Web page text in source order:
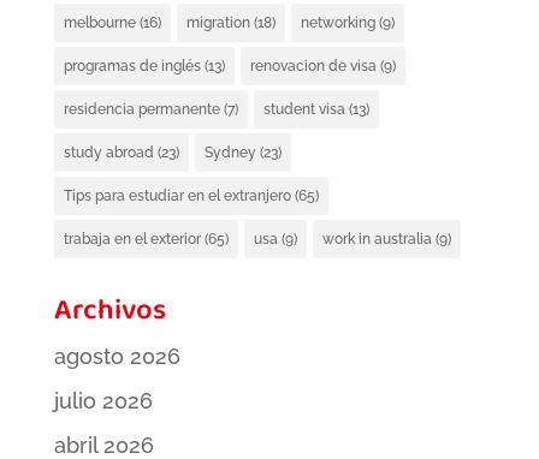
melbourne(16) migration(18) networking(9)
programas de inglés(13) renovacion de visa (9)
residencia permanente(7) student visa (13)
study abroad (23) Sydney (23)
Tips para estudiar en el extranjero(65)
trabaja en el exterior(65) usa (9) work in australia (9)
Archivos
agosto 2026
julio 2026
abril 2026